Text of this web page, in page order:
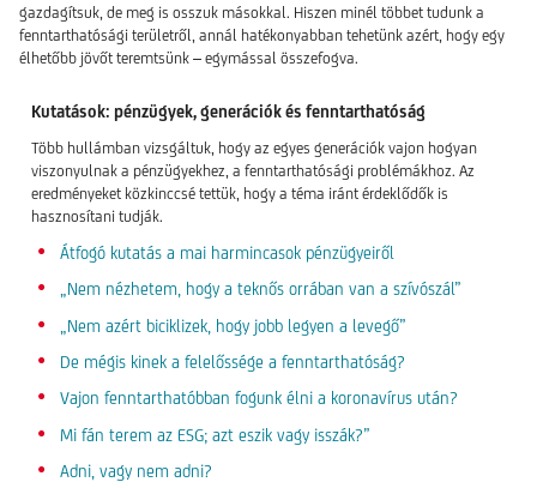
gazdagítsuk, de meg is osszuk másokkal. Hiszen minél többet tudunk a
fenntarthatósági területről, annál hatékonyabban tehetünk azért, hogy egy
élhetőbb jövőt teremtsünk – egymással összefogva.
Kutatások: pénzügyek, generációk és fenntarthatóság
Több hullámban vizsgáltuk, hogy az egyes generációk vajon hogyan
viszonyulnak a pénzügyekhez, a fenntarthatósági problémákhoz. Az
eredményeket közkinccsé tettük, hogy a téma iránt érdeklődők is
hasznosítani tudják.
Átfogó kutatás a mai harmincasok pénzügyeiről
„Nem nézhetem, hogy a teknős orrában van a szívószál”
„Nem azért biciklizek, hogy jobb legyen a levegő”
De mégis kinek a felelőssége a fenntarthatóság?
Vajon fenntarthatóbban fogunk élni a koronavírus után?
Mi fán terem az ESG; azt eszik vagy isszák?”
Adni, vagy nem adni?